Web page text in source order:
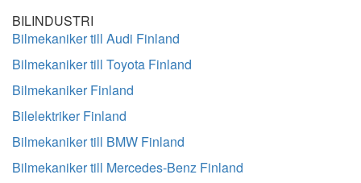
BILINDUSTRI
Bilmekaniker till Audi Finland
Bilmekaniker till Toyota Finland
Bilmekaniker Finland
Bilelektriker Finland
Bilmekaniker till BMW Finland
Bilmekaniker till Mercedes-Benz Finland